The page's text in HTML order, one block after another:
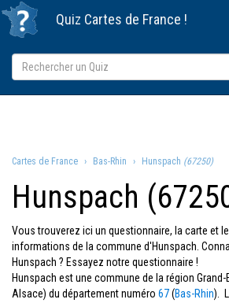
Quiz Cartes de France !
Cartes de France Bas-Rhin Hunspach (67250)
Hunspach
Vous trouverez ici un questionnaire, la carte et
informations de la commune d'Hunspach.
Hunspach ? Essayez notre questionnaire !
Hunspach est une commune de la région
Alsace) du département numéro 67(Bas-Rhin).